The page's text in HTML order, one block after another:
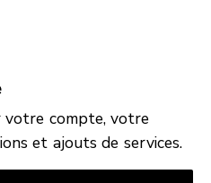
compte, votre
et ajouts de services.